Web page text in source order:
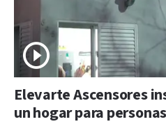
Elevarte Ascensores
un hogar para